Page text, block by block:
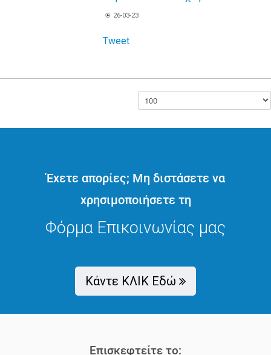
26-03-23
Tweet
Εμφάνιση #
Έχετε απορίες; Μη διστάσετε να
χρησιμοποιήσετε τη
Φόρμα Επικοινωνίας μας
Κάντε ΚΛΙΚ Εδώ
Επισκεφτείτε το: